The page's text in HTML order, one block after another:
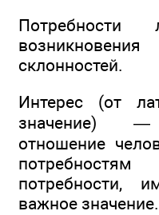
склонностей.
Интерес (от
значение) —
отношение
потребности,
важное значение.